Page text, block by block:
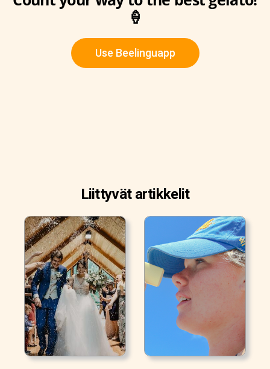
🍦
Use Beelinguapp
Liittyvät artikkelit